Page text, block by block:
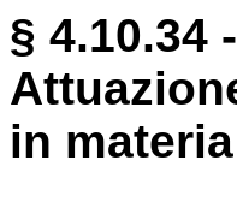
§ 4.10.34
in